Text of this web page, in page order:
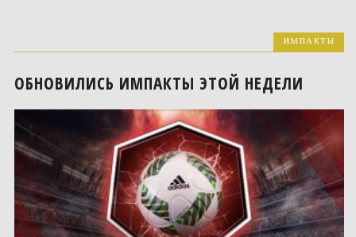
ИМПАКТЫ
ОБНОВИЛИСЬ ИМПАКТЫ ЭТОЙ НЕДЕЛИ